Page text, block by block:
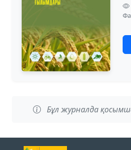
Бұл журналда